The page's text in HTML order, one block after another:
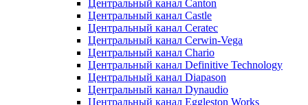
Центральный канал Canton
Центральный канал Castle
Центральный канал Ceratec
Центральный канал Cerwin-Vega
Центральный канал Chario
Центральный канал Definitive Technology
Центральный канал Diapason
Центральный канал Dynaudio
Центральный канал Eggleston Works